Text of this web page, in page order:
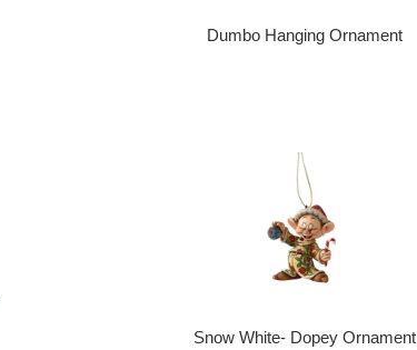
Dumbo Hanging Ornament
Snow White- Dopey Ornament